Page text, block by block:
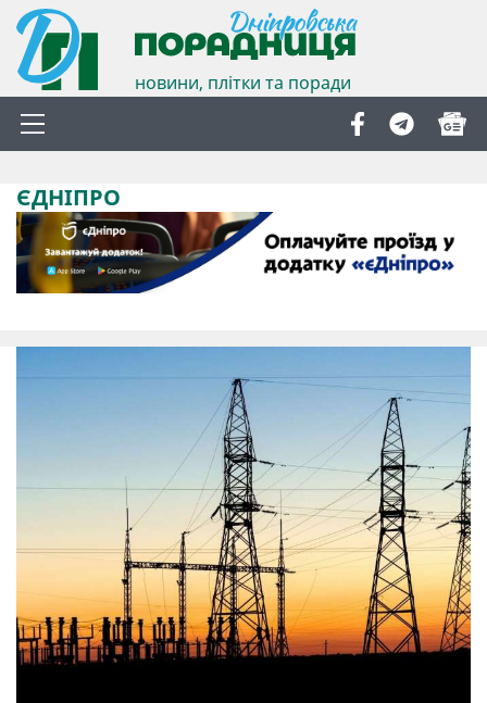
новини, плітки та поради
ЄДНІПРО